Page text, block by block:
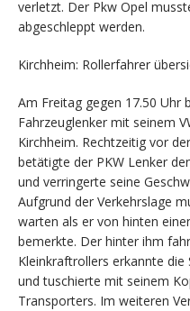
verletzt. Der Pkw Opel
abgeschleppt werden.
Kirchheim: Rollerfahrer
Am Freitag gegen 17.50 Uhr
Fahrzeuglenker mit seinem
Kirchheim. Rechtzeitig vor
betätigte der PKW Lenker
und verringerte seine
Aufgrund der Verkehrslage
warten als er von hinten
bemerkte. Der hinter ihm
Kleinkraftrollers erkannte
und tuschierte mit seinem
Transporters. Im weiteren